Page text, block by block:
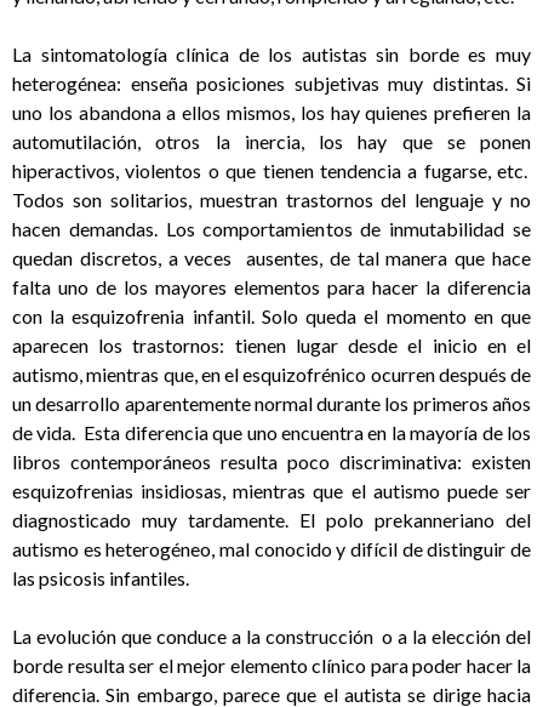
La sintomatología clínica de los autistas sin borde es muy
heterogénea: enseña posiciones subjetivas muy distintas. Si
uno los abandona a ellos mismos, los hay quienes prefieren la
automutilación, otros la inercia, los hay que se ponen
hiperactivos, violentos o que tienen tendencia a fugarse, etc.
Todos son solitarios, muestran trastornos del lenguaje y no
hacen demandas. Los comportamientos de inmutabilidad se
quedan discretos, a veces ausentes, de tal manera que hace
falta uno de los mayores elementos para hacer la diferencia
con la esquizofrenia infantil. Solo queda el momento en que
aparecen los trastornos: tienen lugar desde el inicio en el
autismo, mientras que, en el esquizofrénico ocurren después de
un desarrollo aparentemente normal durante los primeros años
de vida. Esta diferencia que uno encuentra en la mayoría de los
libros contemporáneos resulta poco discriminativa: existen
esquizofrenias insidiosas, mientras que el autismo puede ser
diagnosticado muy tardamente. El polo prekanneriano del
autismo es heterogéneo, mal conocido y difícil de distinguir de
las psicosis infantiles.
La evolución que conduce a la construcción o a la elección del
borde resulta ser el mejor elemento clínico para poder hacer la
diferencia. Sin embargo, parece que el autista se dirige hacia